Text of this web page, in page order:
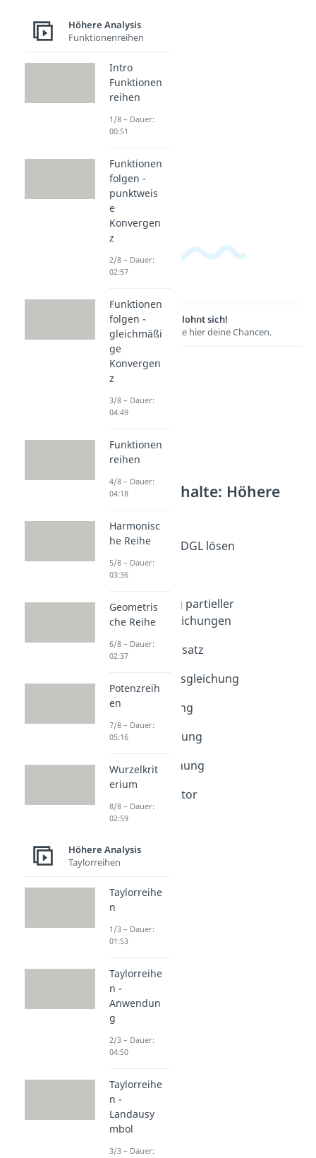
Lernen lohnt sich!
Entdecke hier deine Chancen.
Weitere Inhalte: Höhere
Partielle DGL
Intro Partielle DGL lösen
Dauer: 00:41
Partielle DGL
Klassifizierung partieller
Differentialgleichungen
Separationsansatz
Wärmeleitungsgleichung
Dauer: 04:26
Wellengleichung
Dauer: 03:54
Laplace-Gleichung
Poisson-Gleichung
Dauer: 04:17
Laplace Operator
Dauer: 04:28
Höhere Analysis
Funktionenreihen
Intro
Funktionen
reihen
1/8 – Dauer:
00:51
Funktionen
folgen -
punktweis
e
Konvergen
z
2/8 – Dauer:
02:57
Funktionen
folgen -
gleichmäßi
ge
Konvergen
z
3/8 – Dauer:
04:49
Funktionen
reihen
4/8 – Dauer:
04:18
Harmonisc
he Reihe
5/8 – Dauer:
03:36
Geometris
che Reihe
6/8 – Dauer:
02:37
Potenzreih
en
7/8 – Dauer:
05:16
Wurzelkrit
erium
8/8 – Dauer:
02:59
Höhere Analysis
Taylorreihen
Taylorreihe
n
1/3 – Dauer:
01:53
Taylorreihe
n -
Anwendun
g
2/3 – Dauer:
04:50
Taylorreihe
n -
Landausy
mbol
3/3 – Dauer: